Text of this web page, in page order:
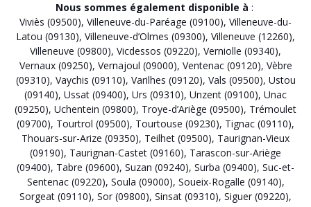
Nous sommes également disponible à :
Viviès (09500), Villeneuve-du-Paréage (09100), Villeneuve-du-
Latou (09130), Villeneuve-d’Olmes (09300), Villeneuve (12260),
Villeneuve (09800), Vicdessos (09220), Verniolle (09340),
Vernaux (09250), Vernajoul (09000), Ventenac (09120), Vèbre
(09310), Vaychis (09110), Varilhes (09120), Vals (09500), Ustou
(09140), Ussat (09400), Urs (09310), Unzent (09100), Unac
(09250), Uchentein (09800), Troye-d’Ariège (09500), Trémoulet
(09700), Tourtrol (09500), Tourtouse (09230), Tignac (09110),
Thouars-sur-Arize (09350), Teilhet (09500), Taurignan-Vieux
(09190), Taurignan-Castet (09160), Tarascon-sur-Ariège
(09400), Tabre (09600), Suzan (09240), Surba (09400), Suc-et-
Sentenac (09220), Soula (09000), Soueix-Rogalle (09140),
Sorgeat (09110), Sor (09800), Sinsat (09310), Siguer (09220),